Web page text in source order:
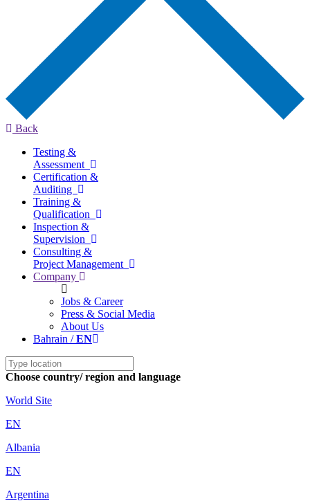
Back
Testing &
Assessment
Certification &
Auditing
Training &
Qualification
Inspection &
Supervision
Consulting &
Project Management
Company
Jobs & Career
Press & Social Media
About Us
Bahrain /EN
Choose country/ region and language
World Site
EN
Albania
EN
Argentina